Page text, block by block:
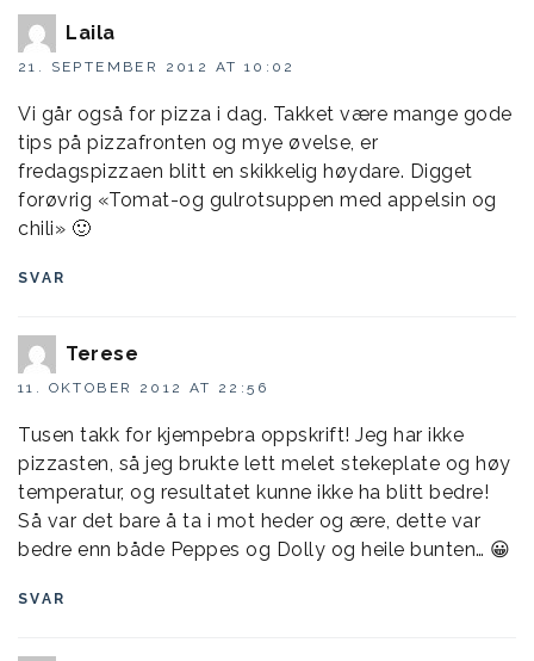
Laila
21. SEPTEMBER 2012 AT 10:02
Vi går også for pizza i dag. Takket være mange gode
tips på pizzafronten og mye øvelse, er
fredagspizzaen blitt en skikkelig høydare. Digget
forøvrig «Tomat-og gulrotsuppen med appelsin og
chili» 🙂
SVAR
Terese
11. OKTOBER 2012 AT 22:56
Tusen takk for kjempebra oppskrift! Jeg har ikke
pizzasten, så jeg brukte lett melet stekeplate og høy
temperatur, og resultatet kunne ikke ha blitt bedre!
Så var det bare å ta i mot heder og ære, dette var
bedre enn både Peppes og Dolly og heile bunten… 😀
SVAR